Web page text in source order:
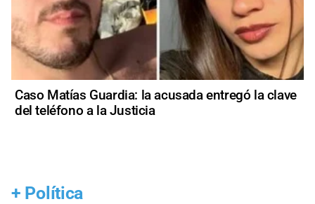
Caso Matías Guardia: la acusada entregó la clave
del teléfono a la Justicia
+ Política